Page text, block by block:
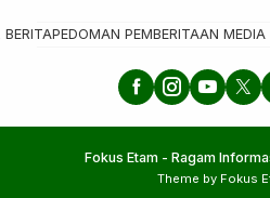
BERITAPEDOMAN PEMBERITAAN MEDIA
Fokus Etam - Ragam
Theme by Fokus